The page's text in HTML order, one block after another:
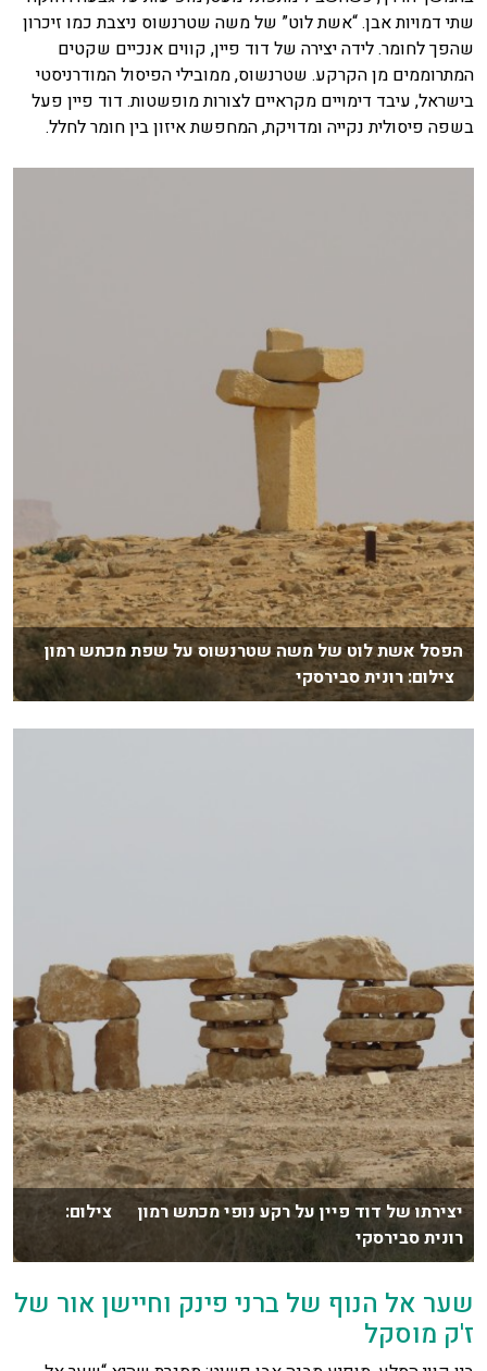
שתי דמויות אבן. “אשת לוט” של משה שטרנשוס ניצבת כמו זיכרון
שהפך לחומר. לידה יצירה של דוד פיין, קווים אנכיים שקטים
המתרוממים מן הקרקע. שטרנשוס, ממובילי הפיסול המודרניסטי
בישראל, עיבד דימויים מקראיים לצורות מופשטות. דוד פיין פעל
בשפה פיסולית נקייה ומדויקת, המחפשת איזון בין חומר לחלל.
הפסל אשת לוט של משה שטרנשוס על שפת מכתש רמון
צילום: רונית סבירסקי
יצירתו של דוד פיין על רקע נופי מכתש רמון צילום:
רונית סבירסקי
שער אל הנוף של ברני פינק וחיישן אור של
ז'ק מוסקל